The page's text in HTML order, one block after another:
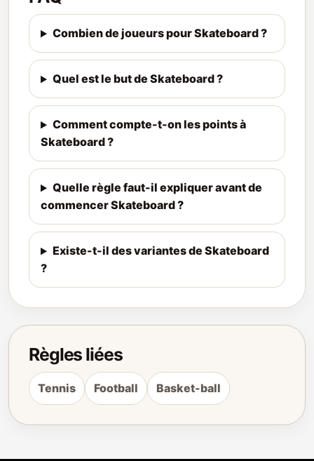
Combien de joueurs pour Skateboard ?
Quel est le but de Skateboard ?
Comment compte-t-on les points à
Skateboard ?
Quelle règle faut-il expliquer avant de
commencer Skateboard ?
Existe-t-il des variantes de Skateboard
?
Règles liées
Tennis Football Basket-ball